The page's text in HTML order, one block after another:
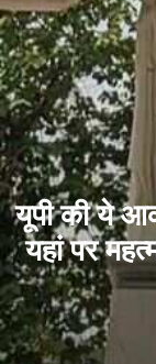
यूपी की ये
यहां पर